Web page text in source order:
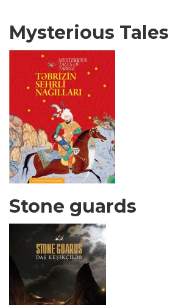
Mysterious
Stone guards